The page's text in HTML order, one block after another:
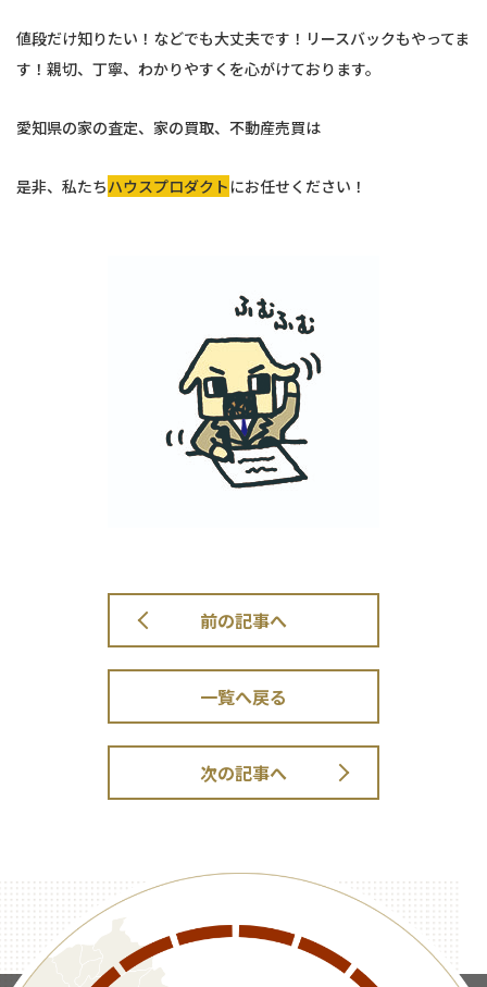
値段だけ知りたい！などでも大丈夫です！リースバックもやってま
す！親切、丁寧、わかりやすくを心がけております。
愛知県の家の査定、家の買取、不動産売買は
是非、私たちハウスプロダクトにお任せください！
前の記事へ
一覧へ戻る
次の記事へ